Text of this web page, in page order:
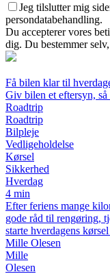
Jeg tilslutter mig
persondatabehandling.
Du accepterer vores
dig. Du bestemmer
Få bilen klar til
Giv bilen et eftersyn,
Roadtrip
Roadtrip
Bilpleje
Vedligeholdelse
Kørsel
Sikkerhed
Hverdag
4 min
Efter feriens mange
gode råd til rengøring,
starte hverdagens
Mille Olesen
Mille
Olesen